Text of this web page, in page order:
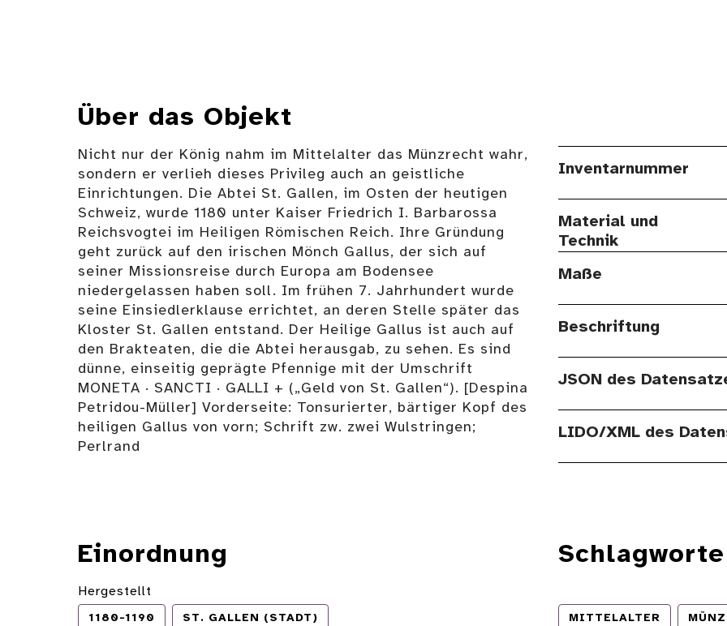
Über das Objekt
Nicht nur der König nahm im Mittelalter das Münzrecht wahr,
sondern er verlieh dieses Privileg auch an geistliche
Einrichtungen. Die Abtei St. Gallen, im Osten der heutigen
Schweiz, wurde 1180 unter Kaiser Friedrich I. Barbarossa
Reichsvogtei im Heiligen Römischen Reich. Ihre Gründung
geht zurück auf den irischen Mönch Gallus, der sich auf
seiner Missionsreise durch Europa am Bodensee
niedergelassen haben soll. Im frühen 7. Jahrhundert wurde
seine Einsiedlerklause errichtet, an deren Stelle später das
Kloster St. Gallen entstand. Der Heilige Gallus ist auch auf
den Brakteaten, die die Abtei herausgab, zu sehen. Es sind
dünne, einseitig geprägte Pfennige mit der Umschrift
MONETA · SANCTI · GALLI + („Geld von St. Gallen“). [Despina
Petridou-Müller] Vorderseite: Tonsurierter, bärtiger Kopf des
heiligen Gallus von vorn; Schrift zw. zwei Wulstringen;
Perlrand
Inventarnummer
Material und
Technik
Maße
Beschriftung
JSON des
LIDO/XML des
Einordnung
Hergestellt
1180-1190 ST. GALLEN (STADT)
Schlagworte
MITTELALTER